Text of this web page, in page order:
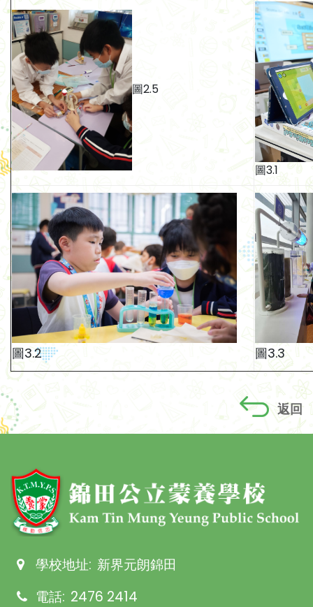
圖2.5
圖3.1
圖3.2 圖3.3
返回
學校地址: 新界元朗錦田
電話: 2476 2414